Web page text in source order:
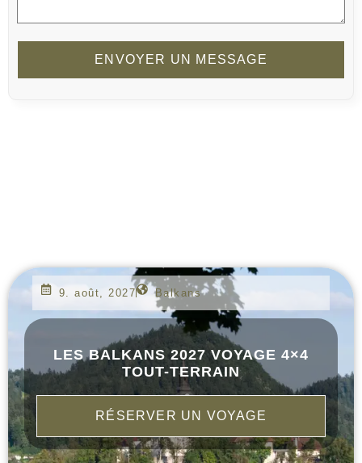
ENVOYER UN MESSAGE
9. août, 2027 Balkans
LES BALKANS 2027 VOYAGE 4×4
TOUT-TERRAIN
RÉSERVER UN VOYAGE